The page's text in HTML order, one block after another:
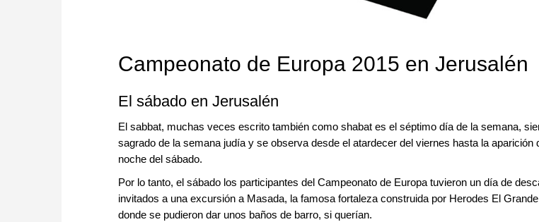
Campeonato de Europa 2015 en Jerusalén
El sábado en Jerusalén
El sabbat, muchas veces escrito también como shabat es el séptimo día de la semana,
sagrado de la semana judía y se observa desde el atardecer del viernes hasta la aparición
noche del sábado.
Por lo tanto, el sábado los participantes del Campeonato de Europa tuvieron un día de
invitados a una excursión a Masada, la famosa fortaleza construida por Herodes El
donde se pudieron dar unos baños de barro, si querían.